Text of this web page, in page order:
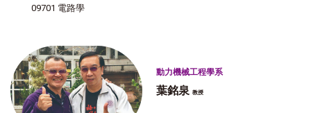
09701 電路學
動力機械工程學系
葉銘泉 教授